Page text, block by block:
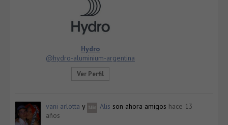
Hydro
@hydro-aluminium-argentina
Ver Perfil
vani arlotta y Alis son ahora amigos hace 13
años